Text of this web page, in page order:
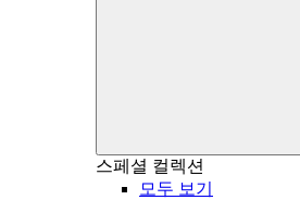
스페셜 컬렉션
모두 보기